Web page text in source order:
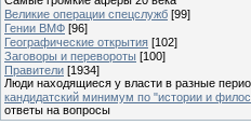
Великие операции спецслужб [99]
Гении ВМФ [96]
Географические открытия [102]
Заговоры и перевороты [100]
Правители [1934]
Люди находящиеся у власти в разные
кандидатский минимум по "истории и
ответы на вопросы